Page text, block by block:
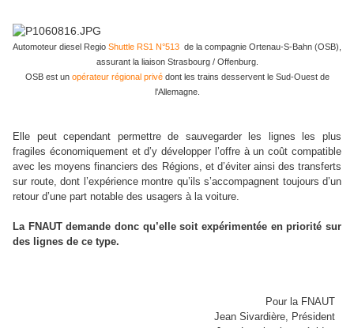
Automoteur diesel Regio Shuttle RS1 N°513 de la compagnie Ortenau-S-Bahn (OSB),
assurant la liaison Strasbourg / Offenburg.
OSB est un opérateur régional privédont les trains desservent le Sud-Ouest de
l'Allemagne.
Elle peut cependant permettre de sauvegarder les lignes les plus
fragiles économiquement et d’y développer l’offre à un coût compatible
avec les moyens financiers des Régions, et d’éviter ainsi des transferts
sur route, dont l’expérience montre qu’ils s’accompagnent toujours d’un
retour d’une part notable des usagers à la voiture.
La FNAUT demande donc qu’elle soit expérimentée en priorité sur
des lignes de ce type.
Pour la FNAUT
Jean Sivardière, Président